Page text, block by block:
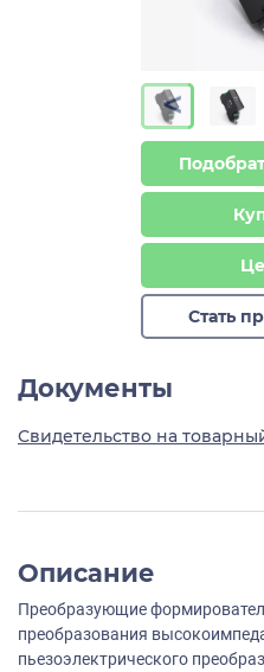
>
Стать
Документы
Свидетельство на
Описание
Преобразующие
преобразования
пьезоэлектрического